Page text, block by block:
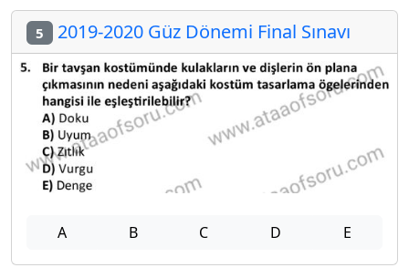
5 2019-2020 Güz Dönemi Final Sınavı
A B C D E